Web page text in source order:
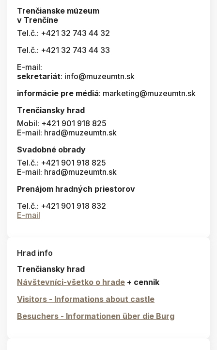
Trenčianske múzeum
v Trenčíne
Tel.č.: +421 32 743 44 32
Tel.č.: +421 32 743 44 33
E-mail:
sekretariát: info@muzeumtn.sk
informácie pre médiá: marketing@muzeumtn.sk
Trenčiansky hrad
Mobil: +421 901 918 825
E-mail: hrad@muzeumtn.sk
Svadobné obrady
Tel.č.: +421 901 918 825
E-mail: hrad@muzeumtn.sk
Prenájom hradných priestorov
Tel.č.: +421 901 918 832
E-mail
Hrad info
Trenčiansky hrad
Návštevníci-všetko o hrade + cennik
Visitors - Informations about castle
Besuchers - Informationen über die Burg